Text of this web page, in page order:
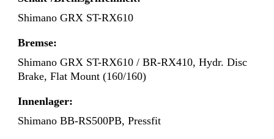
Shimano GRX ST-RX610
Bremse:
Shimano GRX ST-RX610 / BR-RX410, Hydr. Disc
Brake, Flat Mount (160/160)
Innenlager:
Shimano BB-RS500PB, Pressfit